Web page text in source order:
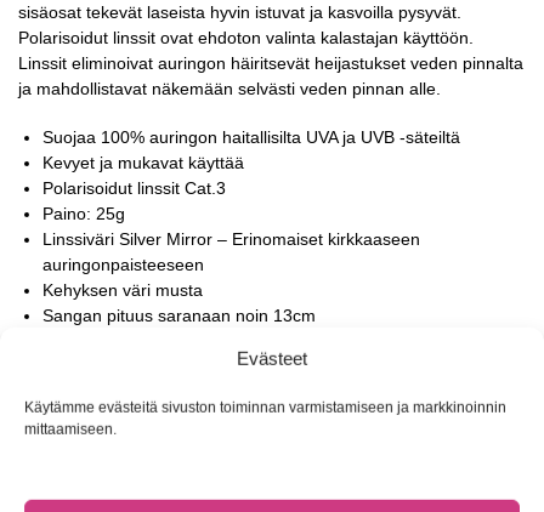
Evästeet
Käytämme evästeitä sivuston toiminnan varmistamiseen ja markkinoinnin
mittaamiseen.
sisäosat tekevät laseista hyvin istuvat ja kasvoilla pysyvät.
Polarisoidut linssit ovat ehdoton valinta kalastajan käyttöön.
Linssit eliminoivat auringon häiritsevät heijastukset veden pinnalta
ja mahdollistavat näkemään selvästi veden pinnan alle.
Suojaa 100% auringon haitallisilta UVA ja UVB -säteiltä
Kevyet ja mukavat käyttää
Polarisoidut linssit Cat.3
Paino: 25g
Linssiväri Silver Mirror – Erinomaiset kirkkaaseen
auringonpaisteeseen
Kehyksen väri musta
Sangan pituus saranaan noin 13cm
Aurinkolasit toimitetaan suojapussissa ja kovakantisessa